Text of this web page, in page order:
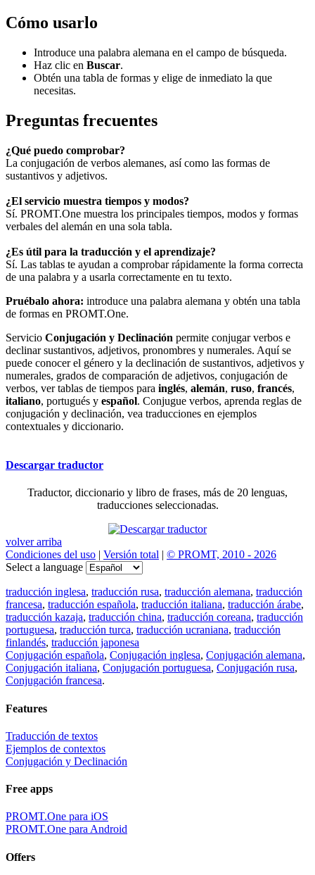
Cómo usarlo
Introduce una palabra alemana en el campo de búsqueda.
Haz clic en Buscar.
Obtén una tabla de formas y elige de inmediato la que
necesitas.
Preguntas frecuentes
¿Qué puedo comprobar?
La conjugación de verbos alemanes, así como las formas de
sustantivos y adjetivos.
¿El servicio muestra tiempos y modos?
Sí. PROMT.One muestra los principales tiempos, modos y formas
verbales del alemán en una sola tabla.
¿Es útil para la traducción y el aprendizaje?
Sí. Las tablas te ayudan a comprobar rápidamente la forma correcta
de una palabra y a usarla correctamente en tu texto.
Pruébalo ahora: introduce una palabra alemana y obtén una tabla
de formas en PROMT.One.
Servicio Conjugación y Declinación permite conjugar verbos e
declinar sustantivos, adjetivos, pronombres y numerales. Aquí se
puede conocer el género y la declinación de sustantivos, adjetivos y
numerales, grados de comparación de adjetivos, conjugación de
verbos, ver tablas de tiempos para inglés, alemán, ruso, francés,
italiano, portugués y español. Conjugue verbos, aprenda reglas de
conjugación y declinación, vea traducciones en ejemplos
contextuales y diccionario.
Descargar traductor
Traductor, diccionario y libro de frases, más de 20 lenguas,
traducciones seleccionadas.
volver arriba
Condiciones del uso | Versión total | © PROMT, 2010 - 2026
Select a language
traducción inglesa, traducción rusa, traducción alemana, traducción
francesa, traducción española, traducción italiana, traducción árabe,
traducción kazaja, traducción china, traducción coreana, traducción
portuguesa, traducción turca, traducción ucraniana, traducción
finlandés, traducción japonesa
Conjugación española, Conjugación inglesa, Conjugación alemana,
Conjugación italiana, Conjugación portuguesa, Conjugación rusa,
Conjugación francesa.
Features
Traducción de textos
Ejemplos de contextos
Conjugación y Declinación
Free apps
PROMT.One para iOS
PROMT.One para Android
Offers